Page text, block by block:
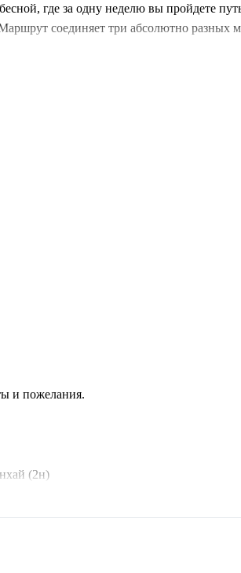
где за одну неделю вы пройдете
соединяет три абсолютно разных
и пожелания.
(2н)